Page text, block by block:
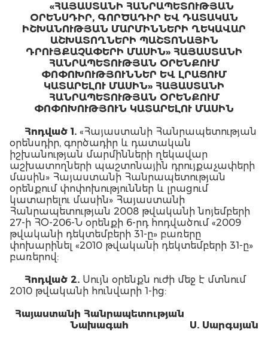
«ՀԱՅԱՍՏԱՆԻ ՀԱՆՐԱՊԵՏՈՒԹՅԱՆ
ՕՐԵՆՍԴԻՐ, ԳՈՐԾԱԴԻՐ ԵՎ ԴԱՏԱԿԱՆ
ԻՇԽԱՆՈՒԹՅԱՆ ՄԱՐՄԻՆՆԵՐԻ ՂԵԿԱՎԱՐ
ԱՇԽԱՏՈՂՆԵՐԻ ՊԱՇՏՈՆԱՅԻՆ
ԴՐՈՒՅՔԱՉԱՓԵՐԻ ՄԱՍԻՆ» ՀԱՅԱՍՏԱՆԻ
ՀԱՆՐԱՊԵՏՈՒԹՅԱՆ ՕՐԵՆՔՈՒՄ
ՓՈՓՈԽՈՒԹՅՈՒՆՆԵՐ ԵՎ ԼՐԱՑՈՒՄ
ԿԱՏԱՐԵԼՈՒ ՄԱՍԻՆ» ՀԱՅԱՍՏԱՆԻ
ՀԱՆՐԱՊԵՏՈՒԹՅԱՆ ՕՐԵՆՔՈՒՄ
ՓՈՓՈԽՈՒԹՅՈՒՆ ԿԱՏԱՐԵԼՈՒ ՄԱՍԻՆ
Հոդված 1. «Հայաստանի Հանրապետության
օրենսդիր, գործադիր և դատական
իշխանության մարմինների ղեկավար
աշխատողների պաշտոնային դրույքաչափերի
մասին» Հայաստանի Հանրապետության
օրենքում փոփոխություններ և լրացում
կատարելու մասին» Հայաստանի
Հանրապետության 2008 թվականի նոյեմբերի
27-ի ՀՕ-206-Ն օրենքի 6-րդ հոդվածում «2009
թվականի դեկտեմբերի 31-ը» բառերը
փոխարինել «2010 թվականի դեկտեմբերի 31-ը»
բառերով:
Հոդված 2. Սույն օրենքն ուժի մեջ է մտնում
2010 թվականի հունվարի 1-ից:
Հայաստանի Հանրապետության
Նախագահ
Ս. Սարգսյան